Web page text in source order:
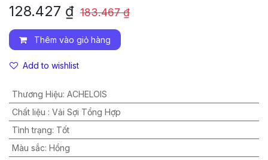
128.427 ₫ 183.467₫
Thêm vào giỏ hàng
Add to wishlist
Thương Hiệu: ACHELOIS
Chất liệu : Vải Sợi Tổng Hợp
Tình trạng: Tốt
Màu sắc: Hồng